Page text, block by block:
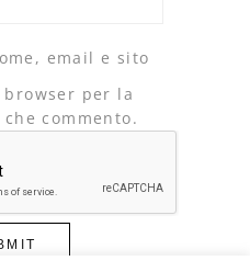
email e sito
per la
commento.